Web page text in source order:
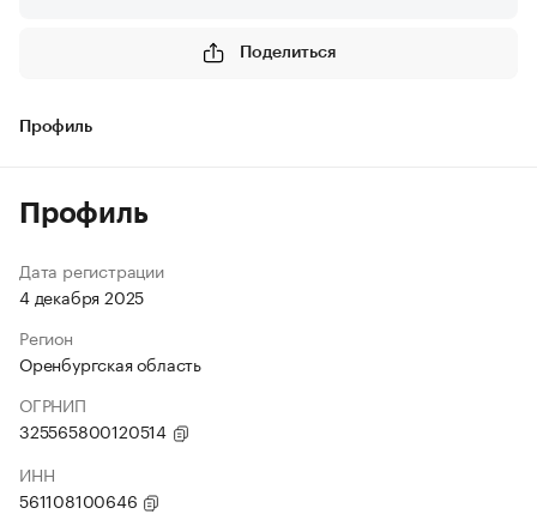
Поделиться
Профиль
Профиль
Дата регистрации
4 декабря 2025
Регион
Оренбургская область
ОГРНИП
325565800120514
ИНН
561108100646